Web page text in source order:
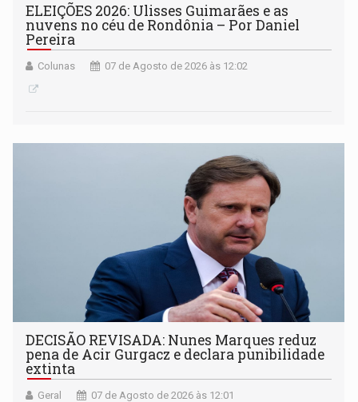
ELEIÇÕES 2026: Ulisses Guimarães e as
nuvens no céu de Rondônia – Por Daniel
Pereira
Colunas 07 de Agosto de 2026 às 12:02
DECISÃO REVISADA: Nunes Marques reduz
pena de Acir Gurgacz e declara punibilidade
extinta
Geral 07 de Agosto de 2026 às 12:01